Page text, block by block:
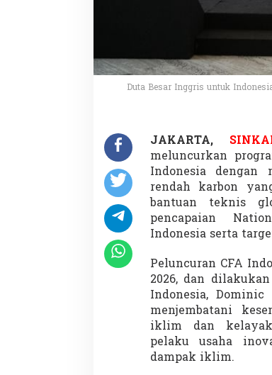
o
s
i
y
e
I
k
i
m
i
b
r
u
I
n
v
e
Duta Besar Inggris untuk
JAKARTA,
meluncurkan
Indonesia dengan
rendah karbon
bantuan teknis
pencapaian
Indonesia serta
Peluncuran CFA
2026, dan
Indonesia,
menjembatani
iklim dan
pelaku usaha
dampak iklim.